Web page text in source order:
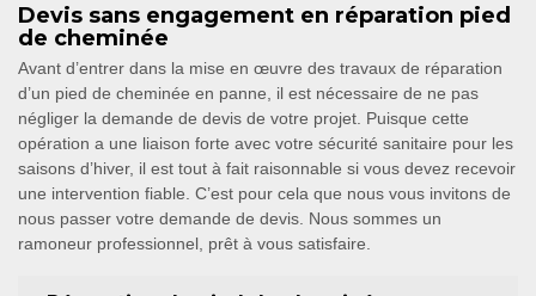
Devis sans engagement en réparation pied
de cheminée
Avant d’entrer dans la mise en œuvre des travaux de réparation
d’un pied de cheminée en panne, il est nécessaire de ne pas
négliger la demande de devis de votre projet. Puisque cette
opération a une liaison forte avec votre sécurité sanitaire pour les
saisons d’hiver, il est tout à fait raisonnable si vous devez recevoir
une intervention fiable. C’est pour cela que nous vous invitons de
nous passer votre demande de devis. Nous sommes un
ramoneur professionnel, prêt à vous satisfaire.